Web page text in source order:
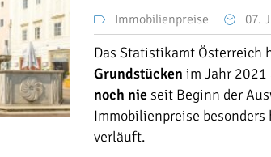
Immobilienpreise 07.
Das Statistikamt Österreich
Grundstücken im Jahr 2021
noch nieseit Beginn der
Immobilienpreise
verläuft.